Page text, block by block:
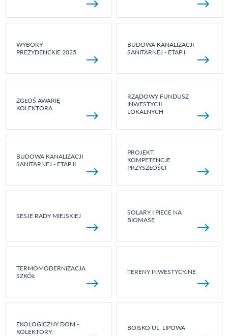
WYBORY
PREZYDENCKIE 2025
BUDOWA KANALIZACJI
SANITARNEJ - ETAP I
ZGŁOŚ AWARIĘ
KOLEKTORA
RZĄDOWY FUNDUSZ
INWESTYCJI
LOKALNYCH
BUDOWA KANALIZACJI
SANITARNEJ - ETAP II
PROJEKT:
KOMPETENCJE
PRZYSZŁOŚCI
SESJE RADY MIEJSKIEJ
SOLARY I PIECE NA
BIOMASĘ
TERMOMODERNIZACJA
SZKÓŁ
TERENY INWESTYCYJNE
EKOLOGICZNY DOM -
KOLEKTORY
BOISKO UL. LIPOWA